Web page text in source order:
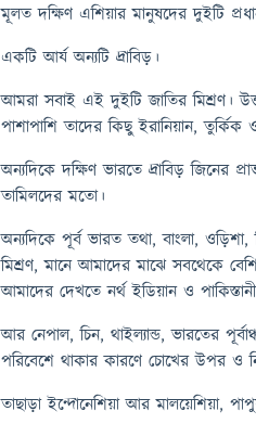
মূলত দক্ষিণ এশিয়ার মানুষদের দুইটি
একটি আর্য অন্যটি দ্রাবিড়।
আমরা সবাই এই দুইটি জাতির মিশ্রণ।
পাশাপাশি তাদের কিছু ইরানিয়ান,
অন্যদিকে দক্ষিণ ভারতে দ্রাবিড়
তামিলদের মতো।
অন্যদিকে পূর্ব ভারত তথা, বাংলা,
মিশ্রণ, মানে আমাদের মাঝে সবথেকে
আমাদের দেখতে নর্থ ইডিয়ান ও
আর নেপাল, চিন, থাইল্যান্ড, ভারতের
পরিবেশে থাকার কারণে চোখের উপর ও
তাছাড়া ইন্দোনেশিয়া আর মালয়েশিয়া,